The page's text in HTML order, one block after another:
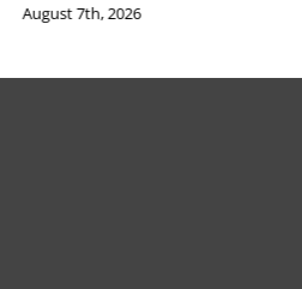
August 7th, 2026